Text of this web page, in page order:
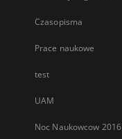
Czasopisma
Prace naukowe
test
UAM
Noc Naukowcow 2016